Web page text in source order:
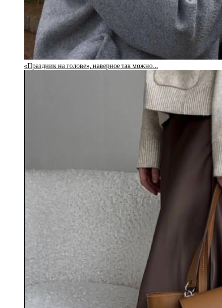
«Праздник на голове», наверное так можно…